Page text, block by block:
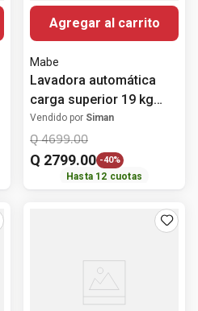
Agregar al carrito
Mabe
Lavadora automática
carga superior 19 kg
LME79104VBAB0 Mabe
Vendido por Siman
Q 4699.00
Q 2799.00 -40%
Hasta 12 cuotas